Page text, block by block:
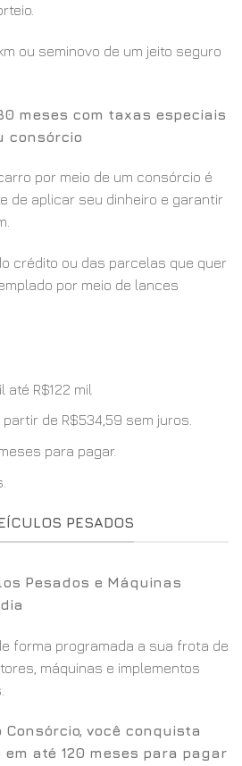
ou seminovo de um jeito seguro
meses com taxas especiais
consórcio
por meio de um consórcio é
de aplicar seu dinheiro e garantir
crédito ou das parcelas que quer
por meio de lances
até R$122 mil
de R$534,59 sem juros.
para pagar.
PESADOS
Pesados e Máquinas
forma programada a sua frota de
máquinas e implementos
Consórcio, você conquista
até 120 meses para pagar